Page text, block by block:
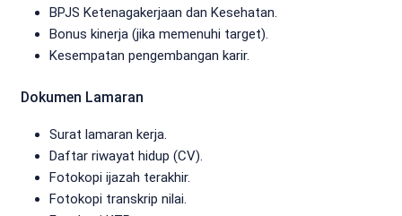
BPJS Ketenagakerjaan dan Kesehatan.
Bonus kinerja (jika memenuhi target).
Kesempatan pengembangan karir.
Dokumen Lamaran
Surat lamaran kerja.
Daftar riwayat hidup (CV).
Fotokopi ijazah terakhir.
Fotokopi transkrip nilai.